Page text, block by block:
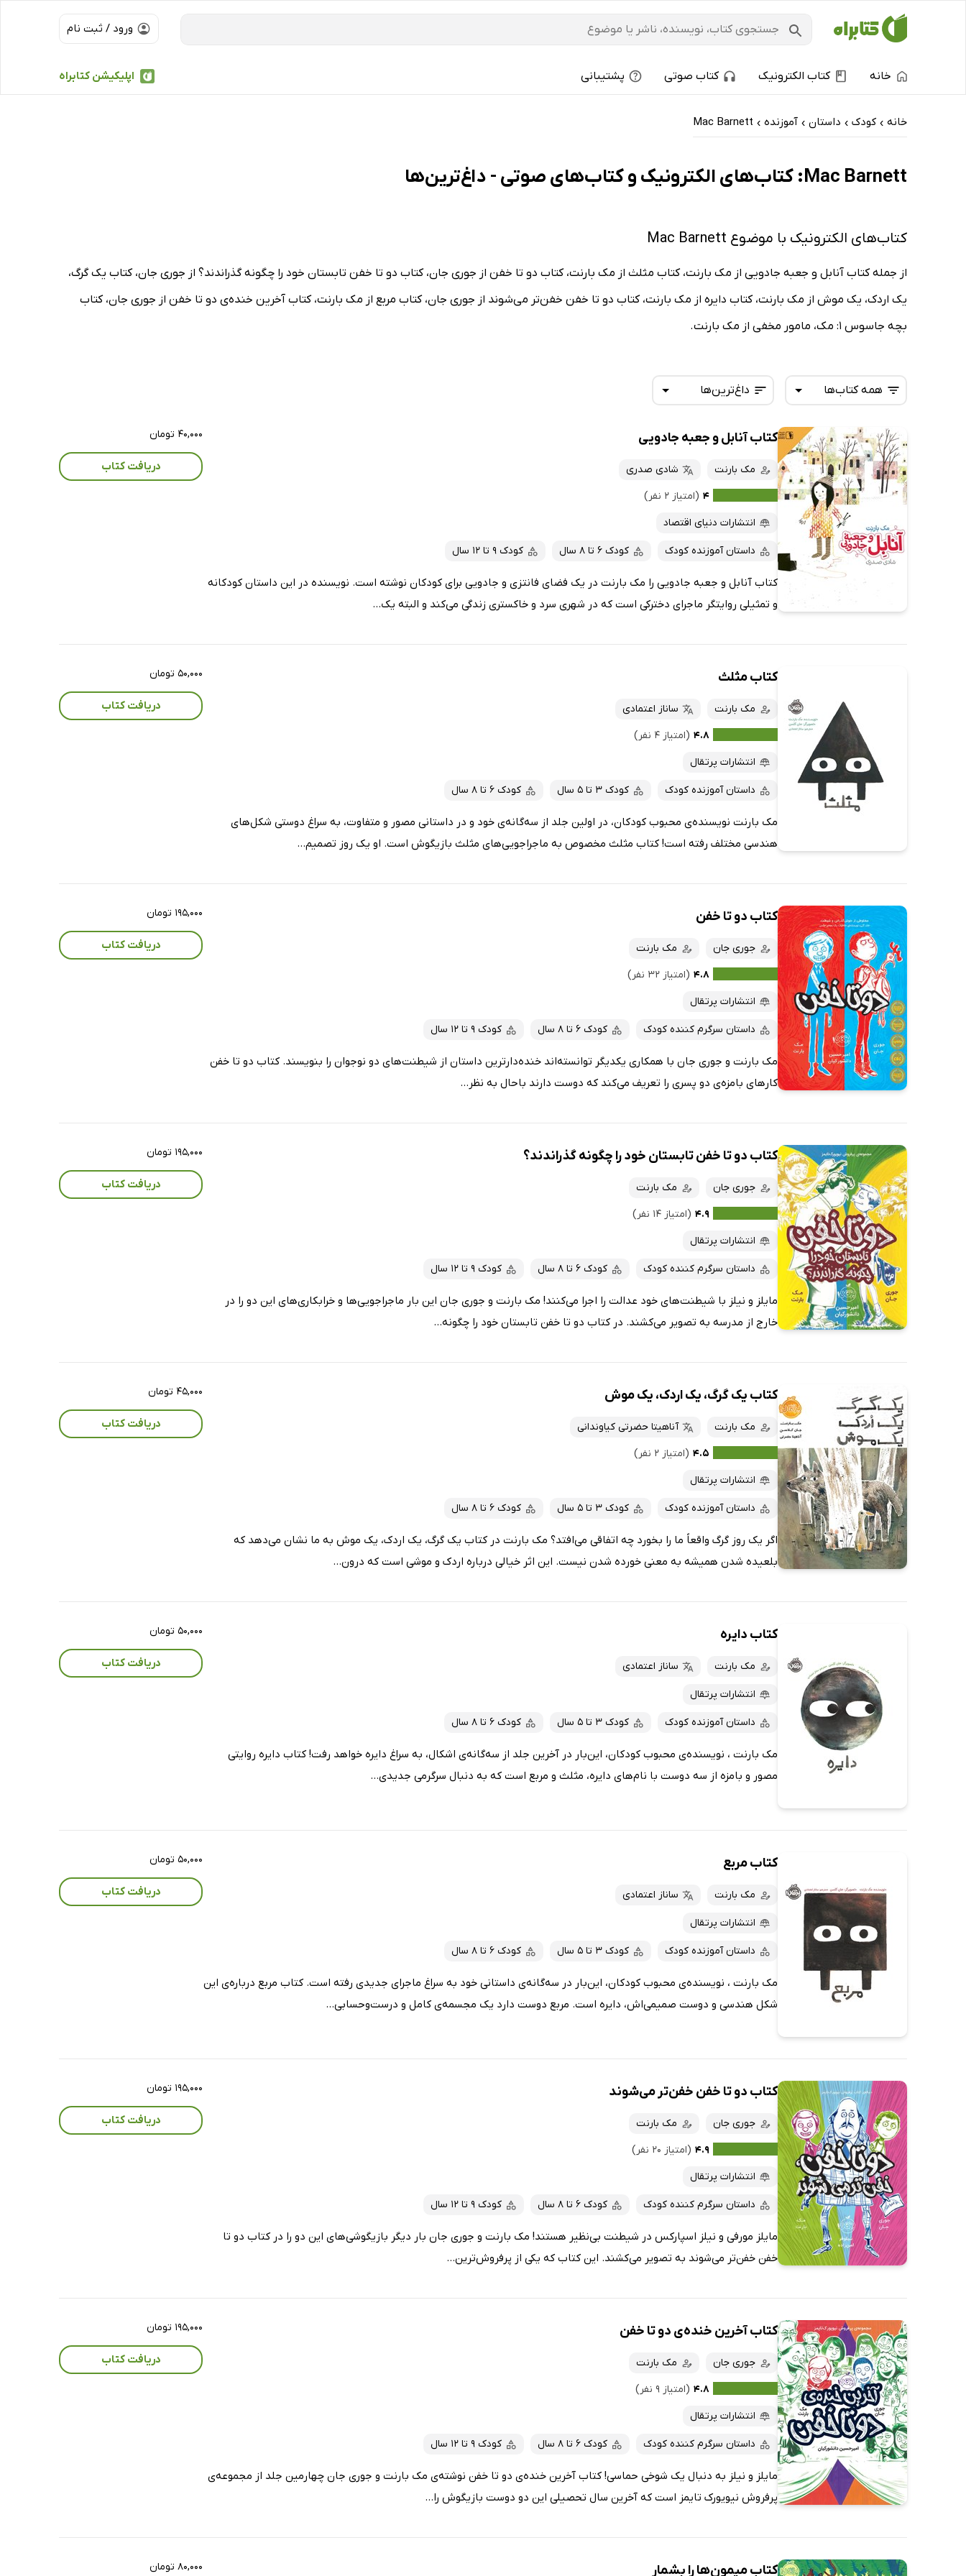
ورود / ثبت نام
اپلیکیشن کتابراه خانه کتاب الکترونیک کتاب صوتی پشتیبانی
خانه › کودک › داستان › آموزنده ›
Mac Barnett
Mac Barnett: کتاب‌های الکترونیک و کتاب‌های صوتی - داغ‌ترین‌ها
کتاب‌های الکترونیک با موضوع Mac Barnett
از جمله کتاب آنابل و جعبه جادویی از مک بارنت، کتاب مثلث از مک بارنت، کتاب دو تا خفن از جوری جان، کتاب دو تا خفن تابستان خود را چگونه گذراندند؟ از جوری جان، کتاب یک گرگ،
یک اردک، یک موش از مک بارنت، کتاب دایره از مک بارنت، کتاب دو تا خفن خفن‌تر می‌شوند از جوری جان، کتاب مربع از مک بارنت، کتاب آخرین خنده‌ی دو تا خفن از جوری جان، کتاب
بچه جاسوس 1: مک، مامور مخفی از مک بارنت.
داغ‌ترین‌ها
تازه‌ها
داغ‌ترین‌ها
پربحث‌ها
ارزان ترین‌ها
همه کتاب‌ها
همه کتاب‌ها
کتاب‌های صوتی
کتاب‌های متنی
کتاب آنابل و جعبه جادویی
مک بارنت
شادی صدری
۴ (امتیاز ۲ نفر)
انتشارات دنیای اقتصاد
داستان آموزنده کودک کودک 6 تا 8 سال کودک 9 تا 12 سال
کتاب آنابل و جعبه جادویی را مک بارنت در یک فضای فانتزی و جادویی برای کودکان نوشته است. نویسنده در این داستان کودکانه
و تمثیلی روایتگر ماجرای دخترکی است که در شهری سرد و خاکستری زندگی می‌کند و البته یک...
۴۰,۰۰۰ تومان
دریافت کتاب
کتاب مثلث
مک بارنت
ساناز اعتمادی
۴.۸ (امتیاز ۴ نفر)
انتشارات پرتقال
داستان آموزنده کودک کودک 3 تا 5 سال کودک 6 تا 8 سال
مک بارنت نویسنده‌ی محبوب کودکان، در اولین جلد از سه‌گانه‌ی خود و در داستانی مصور و متفاوت، به سراغ دوستی شکل‌های
هندسی مختلف رفته است! کتاب مثلث مخصوص به ماجراجویی‌های مثلث بازیگوش است. او یک روز تصمیم‌...
۵۰,۰۰۰ تومان
دریافت کتاب
کتاب دو تا خفن
جوری جان
مک بارنت
۴.۸ (امتیاز ۳۲ نفر)
انتشارات پرتقال
داستان سرگرم کننده کودک کودک 6 تا 8 سال کودک 9 تا 12 سال
مک بارنت و جوری جان با همکاری یکدیگر توانسته‌اند خنده‌دارترین داستان از شیطنت‌های دو نوجوان را بنویسند. کتاب دو تا خفن
کارهای بامزه‌ی دو پسری را تعریف می‌کند که دوست دارند باحال به نظر...
۱۹۵,۰۰۰ تومان
دریافت کتاب
کتاب دو تا خفن تابستان خود را چگونه گذراندند؟
جوری جان
مک بارنت
۴.۹ (امتیاز ۱۴ نفر)
انتشارات پرتقال
داستان سرگرم کننده کودک کودک 6 تا 8 سال کودک 9 تا 12 سال
مایلز و نیلز با شیطنت‌های خود عدالت را اجرا می‌کنند! مک بارنت و جوری جان این بار ماجراجویی‌ها و خرابکاری‌های این دو را در
خارج از مدرسه به تصویر می‌کشند. در کتاب دو تا خفن تابستان خود را چگونه...
۱۹۵,۰۰۰ تومان
دریافت کتاب
کتاب یک گرگ، یک اردک، یک موش
مک بارنت
آناهیتا حضرتی کیاوندانی
۴.۵ (امتیاز ۲ نفر)
انتشارات پرتقال
داستان آموزنده کودک کودک 3 تا 5 سال کودک 6 تا 8 سال
اگر یک روز گرگ واقعاً ما را بخورد چه اتفاقی می‌افتد؟ مک بارنت در کتاب یک گرگ، یک اردک، یک موش به ما نشان می‌دهد که
بلعیده شدن همیشه به معنی خورده شدن نیست. این اثر خیالی درباره اردک و موشی است که درون...
۴۵,۰۰۰ تومان
دریافت کتاب
کتاب دایره
مک بارنت ساناز اعتمادی
انتشارات پرتقال
داستان آموزنده کودک کودک 3 تا 5 سال کودک 6 تا 8 سال
مک بارنت ، نویسنده‌ی محبوب کودکان، این‌بار در آخرین جلد از سه‌گانه‌ی اشکال، به سراغ دایره خواهد رفت! کتاب دایره روایتی
مصور و بامزه از سه دوست با نام‌های دایره، مثلث و مربع است که به دنبال سرگرمی جدیدی...
۵۰,۰۰۰ تومان
دریافت کتاب
کتاب مربع
مک بارنت ساناز اعتمادی
انتشارات پرتقال
داستان آموزنده کودک کودک 3 تا 5 سال کودک 6 تا 8 سال
مک بارنت ، نویسنده‌ی محبوب کودکان، این‌بار در سه‌گانه‌ی داستانی خود به سراغ ماجرای جدیدی رفته است. کتاب مربع درباره‌ی این
شکل هندسی و دوست صمیمی‌اش، دایره است. مربع دوست دارد یک مجسمه‌ی کامل و درست‌وحسابی...
۵۰,۰۰۰ تومان
دریافت کتاب
کتاب دو تا خفن خفن‌تر می‌شوند
جوری جان
مک بارنت
۴.۹ (امتیاز ۲۰ نفر)
انتشارات پرتقال
داستان سرگرم کننده کودک کودک 6 تا 8 سال کودک 9 تا 12 سال
مایلز مورفی و نیلز اسپارکس در شیطنت بی‌نظیر هستند! مک بارنت و جوری جان بار دیگر بازیگوشی‌های این دو را در کتاب دو تا
خفن خفن‌تر می‌شوند به تصویر می‌کشند. این کتاب که یکی از پرفروش‌ترین...
۱۹۵,۰۰۰ تومان
دریافت کتاب
کتاب آخرین خنده‌ی دو تا خفن
جوری جان
مک بارنت
۴.۸ (امتیاز ۹ نفر)
انتشارات پرتقال
داستان سرگرم کننده کودک کودک 6 تا 8 سال کودک 9 تا 12 سال
مایلز و نیلز به دنبال یک شوخی حماسی! کتاب آخرین خنده‌ی دو تا خفن نوشته‌ی مک بارنت و جوری جان چهارمین جلد از مجموعه‌ی
پرفروش نیویورک تایمز است که آخرین سال تحصیلی این دو دوست بازیگوش را...
۱۹۵,۰۰۰ تومان
دریافت کتاب
کتاب میمون‌ها را بشمار ۸۰,۰۰۰ تومان